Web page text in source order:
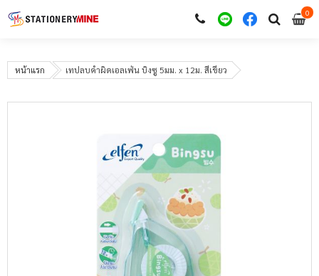
00
หน้าแรก เทปลบคำผิดเอลเฟ่น บิงซู 5มม. x 12ม. สีเขียว